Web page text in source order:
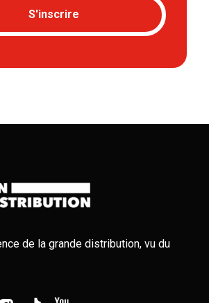
S'inscrire
de la grande distribution, vu du